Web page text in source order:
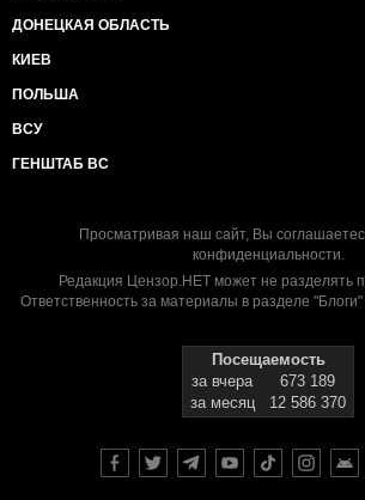
ДОНЕЦКАЯ ОБЛАСТЬ
КИЕВ
ПОЛЬША
ВСУ
ГЕНШТАБ ВС
Просматривая наш сайт, Вы
конфиденциальности.
Редакция Цензор.НЕТ может не разделять
Ответственность за материалы в разделе "Блоги"
Посещаемость
за вчера
673 189
за месяц
12 586 370